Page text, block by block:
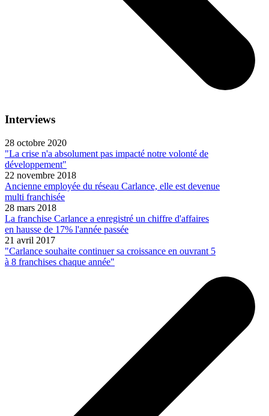
Interviews
28 octobre 2020
"La crise n'a absolument pas impacté notre volonté de
développement"
22 novembre 2018
Ancienne employée du réseau Carlance, elle est devenue
multi franchisée
28 mars 2018
La franchise Carlance a enregistré un chiffre d'affaires
en hausse de 17% l'année passée
21 avril 2017
"Carlance souhaite continuer sa croissance en ouvrant 5
à 8 franchises chaque année"